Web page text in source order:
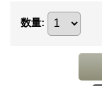
数量: